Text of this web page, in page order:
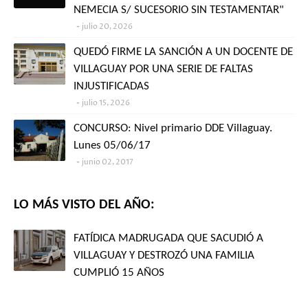
NEMECIA S/ SUCESORIO SIN TESTAMENTAR"
julio 20, 2026
QUEDÓ FIRME LA SANCIÓN A UN DOCENTE DE
VILLAGUAY POR UNA SERIE DE FALTAS
INJUSTIFICADAS
julio 15, 2026
CONCURSO: Nivel primario DDE Villaguay.
Lunes 05/06/17
junio 02, 2017
LO MÁS VISTO DEL AÑO:
FATÍDICA MADRUGADA QUE SACUDIÓ A
VILLAGUAY Y DESTROZÓ UNA FAMILIA
CUMPLIÓ 15 AÑOS